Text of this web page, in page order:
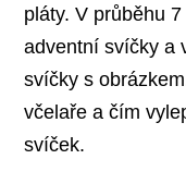
pláty. V průběhu
adventní svíčky a
svíčky s
včelaře a čím
svíček.